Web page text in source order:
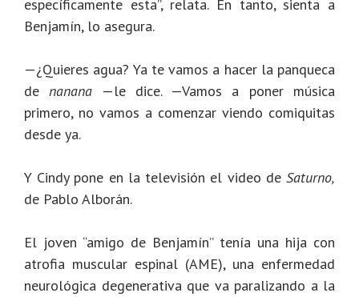
específicamente esta”, relata. En tanto, sienta a
Benjamín, lo asegura.
—¿Quieres agua? Ya te vamos a hacer la panqueca
denanana —le dice. —Vamos a poner música
primero, no vamos a comenzar viendo comiquitas
desde ya.
Y Cindy pone en la televisión el video de Saturno,
de Pablo Alborán.
El joven “amigo de Benjamín” tenía una hija con
atrofia muscular espinal (AME), una enfermedad
neurológica degenerativa que va paralizando a la